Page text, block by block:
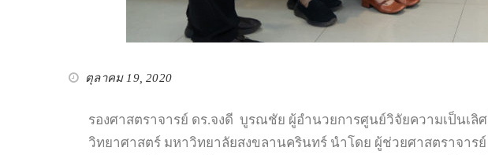
ตุลาคม 19, 2020
รองศาสตราจารย์ ดร.จงดี บูรณชัย ผู้อำนวยการศูนย์วิจัยความเป็นเ
วิทยาศาสตร์ มหาวิทยาลัยสงขลานครินทร์ นำโดย ผู้ช่วยศาสตราจา